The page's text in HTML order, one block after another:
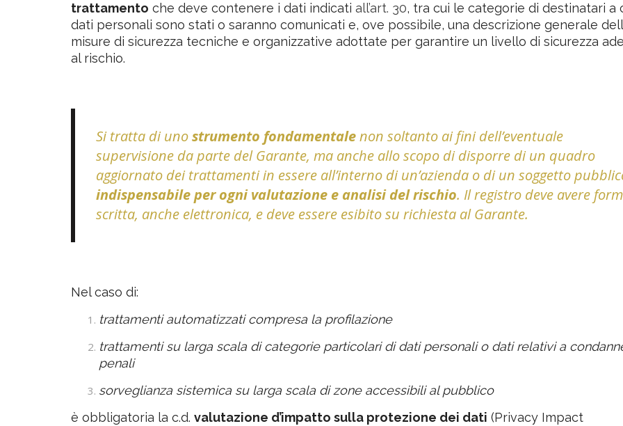
trattamento che deve contenere i dati indicati all’art. 30, tra cui le categorie di destinatari a
dati personali sono stati o saranno comunicati e, ove possibile, una descrizione generale
misure di sicurezza tecniche e organizzative adottate per garantire un livello di sicurezza
al rischio.
Si tratta di unostrumento fondamentalenon soltanto ai fini dell’eventuale
supervisione da parte del Garante, ma anche allo scopo di disporre di un quadro
aggiornato dei trattamenti in essere all’interno di un’azienda o di un soggetto
indispensabile per ogni valutazione e analisi del rischio. Il registro deve avere
scritta, anche elettronica, e deve essere esibito su richiesta al Garante.
Nel caso di:
trattamenti automatizzati compresa la profilazione
trattamenti su larga scala di categorie particolari di dati personali o dati relativi a
penali
sorveglianza sistemica su larga scala di zone accessibili al pubblico
è obbligatoria la c.d. valutazione d’impatto sulla protezione dei dati (Privacy Impact